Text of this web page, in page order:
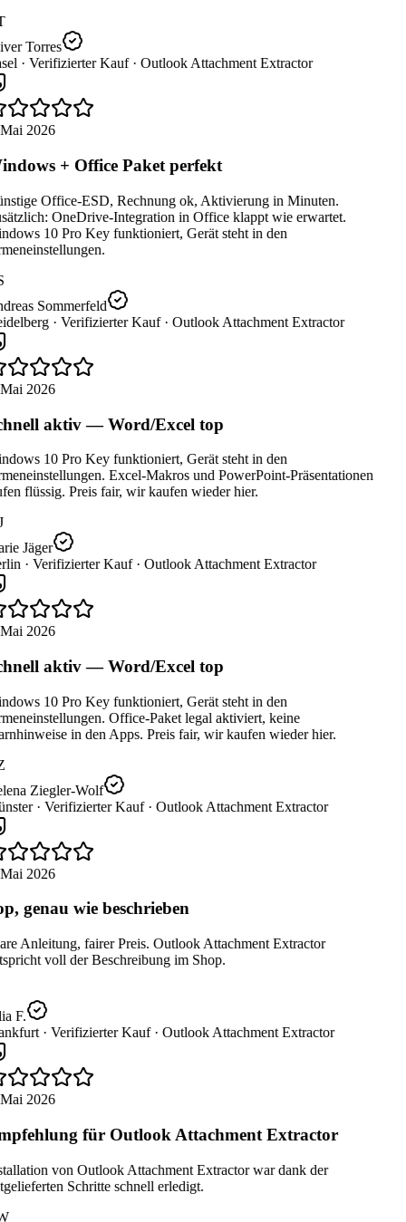
Torres
· Verifizierter Kauf · Outlook Attachment Extractor
2026
+ Office Paket perfekt
Office-ESD, Rechnung ok, Aktivierung in Minuten.
OneDrive-Integration in Office klappt wie erwartet.
10 Pro Key funktioniert, Gerät steht in den
Sommerfeld
· Verifizierter Kauf · Outlook Attachment Extractor
2026
aktiv — Word/Excel top
10 Pro Key funktioniert, Gerät steht in den
Excel-Makros und PowerPoint-Präsentationen
flüssig. Preis fair, wir kaufen wieder hier.
Jäger
· Verifizierter Kauf · Outlook Attachment Extractor
2026
aktiv — Word/Excel top
10 Pro Key funktioniert, Gerät steht in den
Office-Paket legal aktiviert, keine
in den Apps. Preis fair, wir kaufen wieder hier.
Ziegler-Wolf
· Verifizierter Kauf · Outlook Attachment Extractor
2026
genau wie beschrieben
Anleitung, fairer Preis. Outlook Attachment Extractor
voll der Beschreibung im Shop.
F.
· Verifizierter Kauf · Outlook Attachment Extractor
2026
für Outlook Attachment Extractor
von Outlook Attachment Extractor war dank der
Schritte schnell erledigt.